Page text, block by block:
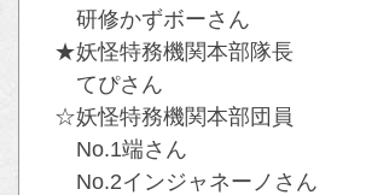
研修かずボーさん
★妖怪特務機関本部隊長
てぴさん
☆妖怪特務機関本部団員
No.1端さん
No.2インジャネーノさん